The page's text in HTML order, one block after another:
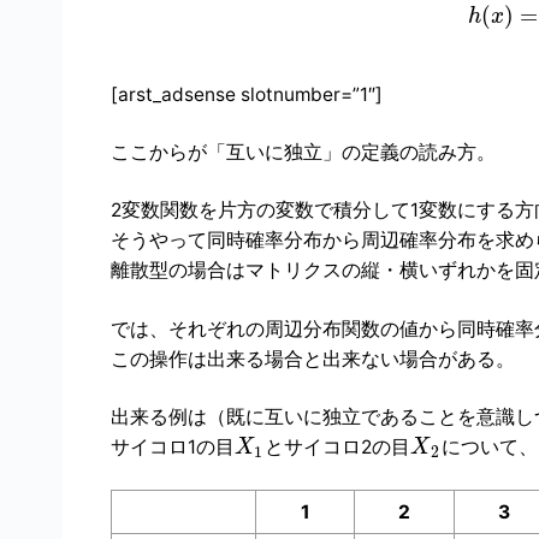
h(x) =
[arst_adsense slotnumber=”1″]
ここからが「互いに独立」の定義の読み方。
2変数関数を片方の変数で積分して1変数にする
そうやって同時確率分布から周辺確率分布を求
離散型の場合はマトリクスの縦・横いずれかを
では、それぞれの周辺分布関数の値から同時確
この操作は出来る場合と出来ない場合がある。
出来る例は（既に互いに独立であることを意識
サイコロ1の目X1 とサイコロ2の目X2 について
1 2 3